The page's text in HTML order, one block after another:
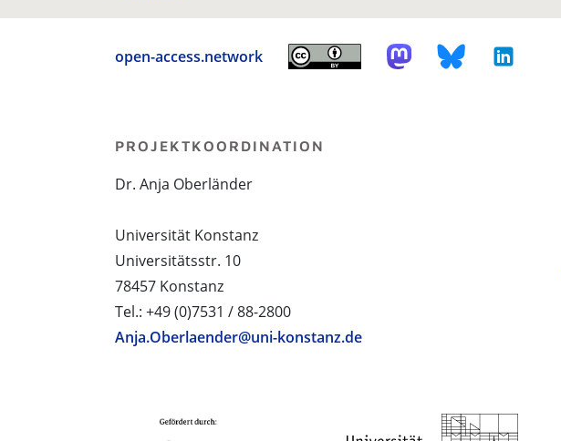
open-access.network
PROJEKTKOORDINATION
Dr. Anja Oberländer
Universität Konstanz
Universitätsstr. 10
78457 Konstanz
Tel.: +49 (0)7531 / 88-2800
Anja.Oberlaender@uni-konstanz.de